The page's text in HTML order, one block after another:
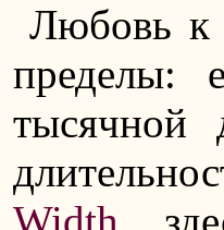
Любовь к
пределы:
тысячной